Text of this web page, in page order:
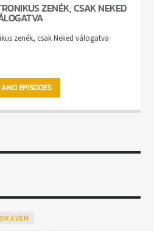
ZENÉK, CSAK NEKED
zenék, csak Neked válogatva
EPISODES